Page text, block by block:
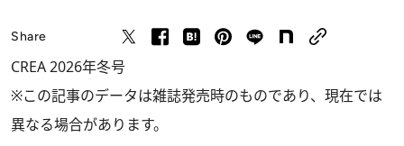
Share
CREA 2026年冬号
※この記事のデータは雑誌発売時のものであり、現在では
異なる場合があります。